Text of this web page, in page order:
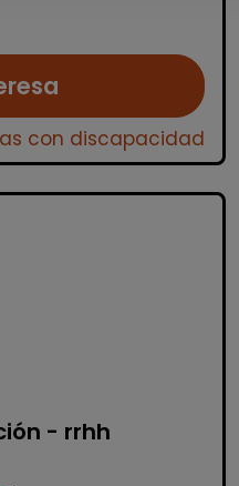
con discapacidad
- rrhh